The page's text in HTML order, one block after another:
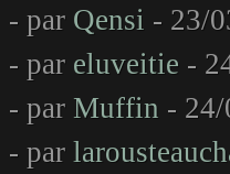
- par Qensi - 23/
- par eluveitie -
- par Muffin -
- par